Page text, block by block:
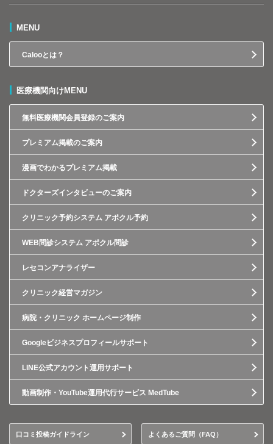
MENU
Calooとは？
医療機関向けMENU
無料医療機関会員登録のご案内
プレミアム掲載のご案内
漫画でわかるプレミアム掲載
ドクターズインタビューのご案内
クリニック予約システム アポクル予約
WEB問診システム アポクル問診
レセコンアナライザー
クリニック経営マガジン
病院・クリニック ホームページ制作
Googleビジネスプロフィールサポート
LINE公式アカウント運用サポート
動画制作・YouTube運用代行サービス MedTube
口コミ投稿ガイドライン よくあるご質問（FAQ）